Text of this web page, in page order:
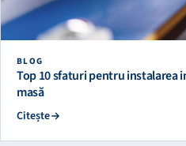
BLOG
Top 10 sfaturi pentru instalarea
masă
Citește